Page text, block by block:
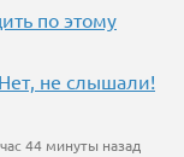
по этому
Нет, не слышали!
44 минуты назад